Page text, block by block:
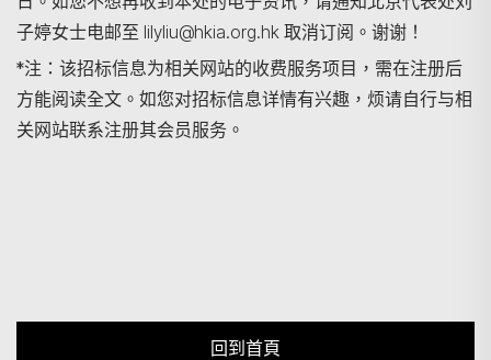
子婷女士电邮至 lilyliu@hkia.org.hk 取消订阅。谢谢！
*注：该招标信息为相关网站的收费服务项目，需在注册后
方能阅读全文。如您对招标信息详情有兴趣，烦请自行与相
关网站联系注册其会员服务。
回到首頁